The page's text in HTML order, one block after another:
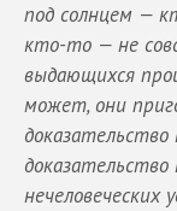
под солнцем —
кто-то — не
выдающихся
может, они
нечеловеческих